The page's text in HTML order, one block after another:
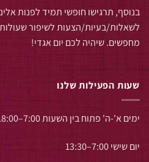
בנוסף, תרגישו חופשי תמיד לפנות
לשאלות/בעיות/הצעות לשיפור
מחפשים. שיהיה לכם יום אגדי!
שעות הפעילות שלנו
ימים א'-ה' פתוח בין השעות 7:00–18:00
יום שישי 7:00–13:30